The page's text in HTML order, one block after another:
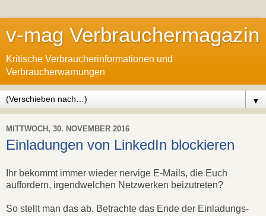
v-mag Verbrauchermagazin
Kritische Verbraucherinformationen und
Verbraucherwarnungen
▼
MITTWOCH, 30. NOVEMBER 2016
Einladungen von LinkedIn blockieren
Ihr bekommt immer wieder nervige E-Mails, die Euch
auffordern, irgendwelchen Netzwerken beizutreten?
So stellt man das ab. Betrachte das Ende der Einladungs-